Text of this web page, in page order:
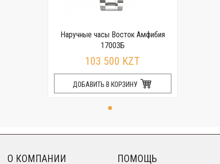
Наручные часы Восток Амфибия
17003Б
103 500 KZT
ДОБАВИТЬ В КОРЗИНУ
О КОМПАНИИ ПОМОЩЬ